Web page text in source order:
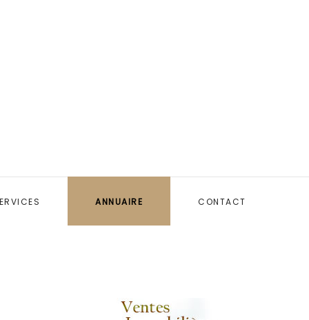
ANNUAIRE CONTACT